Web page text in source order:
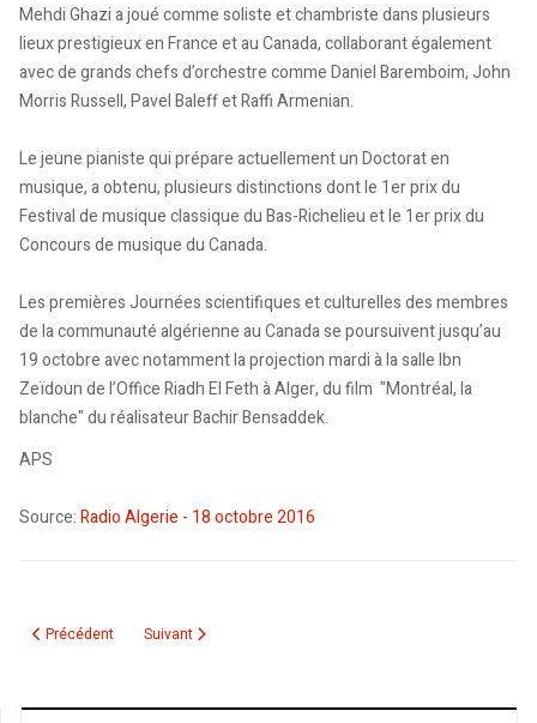
Mehdi Ghazi a joué comme soliste et chambriste dans plusieurs
lieux prestigieux en France et au Canada, collaborant également
avec de grands chefs d’orchestre comme Daniel Baremboim, John
Morris Russell, Pavel Baleff et Raffi Armenian.
Le jeune pianiste qui prépare actuellement un Doctorat en
musique, a obtenu, plusieurs distinctions dont le 1er prix du
Festival de musique classique du Bas-Richelieu et le 1er prix du
Concours de musique du Canada.
Les premières Journées scientifiques et culturelles des membres
de la communauté algérienne au Canada se poursuivent jusqu’au
19 octobre avec notamment la projection mardi à la salle Ibn
Zeïdoun de l’Office Riadh El Feth à Alger, du film "Montréal, la
blanche" du réalisateur Bachir Bensaddek.
APS
Source:Radio Algerie - 18 octobre 2016
Article précédent : Dix citations marquantes d'Albert Camus
Précédent Article suivant : Rogue One : Une histoire de Star Wars
Suivant